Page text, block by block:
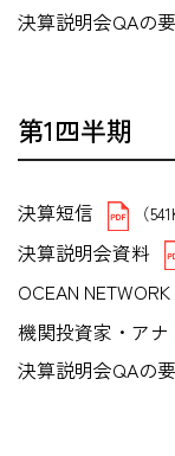
決算説明会QAの
第1四半期
決算短信 （
決算説明会資料
OCEAN
機関投資家・ア
決算説明会QAの